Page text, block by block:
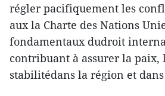
régler pacifiquement les
aux la Charte des Nations
fondamentaux dudroit
contribuant à assurer la paix,
stabilitédans la région et